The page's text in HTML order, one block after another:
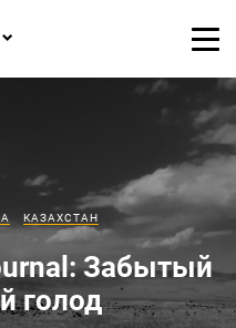
КАЗАХСТАН
Забытый
голод